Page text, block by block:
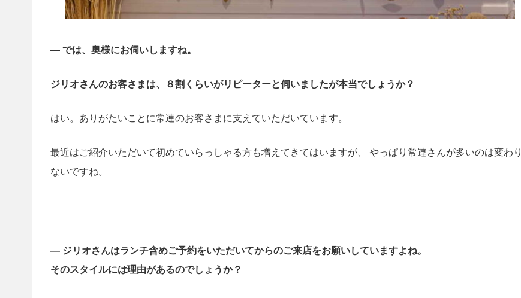
— では、奥様にお伺いしますね。
ジリオさんのお客さまは、８割くらいがリピーターと伺いましたが本当でしょうか？
はい。ありがたいことに常連のお客さまに支えていただいています。
最近はご紹介いただいて初めていらっしゃる方も増えてきてはいますが、 やっぱり常連さんが多いのは変わり
ないですね。
— ジリオさんはランチ含めご予約をいただいてからのご来店をお願いしていますよね。
そのスタイルには理由があるのでしょうか？